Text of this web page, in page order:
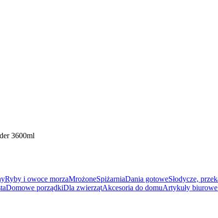
Ryby i owoce morzaMrożoneSpiżarniaDania gotoweSłodycze,
Domowe porządkiDla zwierzątAkcesoria do domuArtykuły
3600ml